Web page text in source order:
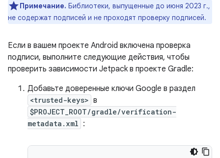
Примечание. Библиотеки, выпущенные до июня 2023 г.,
не содержат подписей и не проходят проверку подписей.
Если в вашем проекте Android включена проверка
подписи, выполните следующие действия, чтобы
проверить зависимости Jetpack в проекте Gradle:
Добавьте доверенные ключи Google в раздел
<trusted-keys> в
$PROJECT_ROOT/gradle/verification-
metadata.xml :